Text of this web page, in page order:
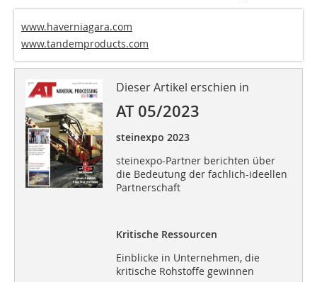
www.haverniagara.com
www.tandemproducts.com
Dieser Artikel erschien in
AT 05/2023
steinexpo 2023
steinexpo-Partner berichten über
die Bedeutung der fachlich-ideellen
Partnerschaft
Kritische Ressourcen
Einblicke in Unternehmen, die
kritische Rohstoffe gewinnen